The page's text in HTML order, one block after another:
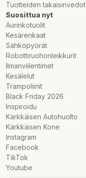
Tuotteiden takaisinvedot
Suosittua nyt
Aurinkotuolit
Kesärenkaat
Sähköpyörät
Robottiruohonleikkurit
Ilmanviilentimet
Kesälelut
Trampoliinit
Black Friday 2026
Inspiroidu
Kärkkäisen Autohuolto
Kärkkäisen Kone
Instagram
Facebook
TikTok
Youtube